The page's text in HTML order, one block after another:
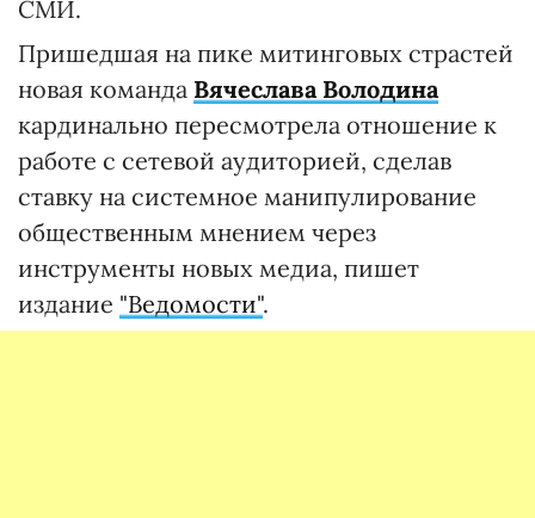
СМИ.
Пришедшая на пике митинговых страстей
новая команда Вячеслава Володина
кардинально пересмотрела отношение к
работе с сетевой аудиторией, сделав
ставку на системное манипулирование
общественным мнением через
инструменты новых медиа, пишет
издание "Ведомости".